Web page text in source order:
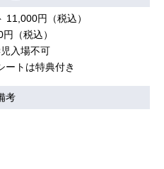
11,000円（税込）
（税込）
入場不可
トは特典付き
考